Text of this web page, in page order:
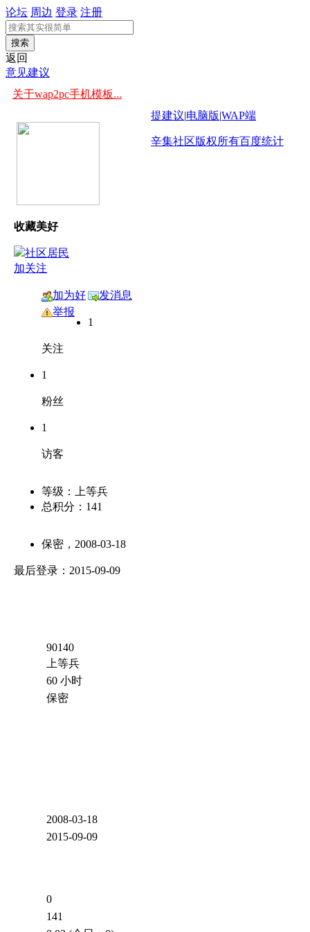
论坛 周边 登录 注册
搜索
返回
意见建议
关于wap2pc手机模板...
收藏美好
加关注
加为好
友
发消息
举报
1
关注
1
粉丝
1
访客
等级：
上等兵
总积分： 141
保密，2008-03-18
最后登录：2015-09-09
90140
上等兵
60 小时
保密
2008-03-18
2015-09-09
0
141
提建议|电脑版|WAP端
辛集社区版权所有百度统计